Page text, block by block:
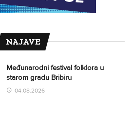
NAJAVE
Međunarodni festival folklora u
starom gradu Bribiru
04.08.2026